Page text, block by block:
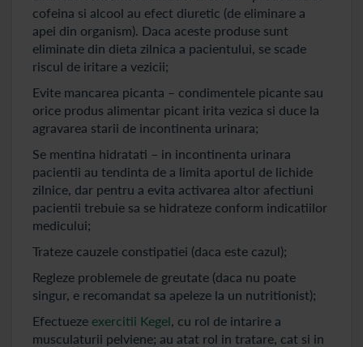
cofeina si alcool au efect diuretic (de eliminare a
apei din organism). Daca aceste produse sunt
eliminate din dieta zilnica a pacientului, se scade
riscul de iritare a vezicii;
Evite mancarea picanta – condimentele picante sau
orice produs alimentar picant irita vezica si duce la
agravarea starii de incontinenta urinara;
Se mentina hidratati – in incontinenta urinara
pacientii au tendinta de a limita aportul de lichide
zilnice, dar pentru a evita activarea altor afectiuni
pacientii trebuie sa se hidrateze conform indicatiilor
medicului;
Trateze cauzele constipatiei (daca este cazul);
Regleze problemele de greutate (daca nu poate
singur, e recomandat sa apeleze la un nutritionist);
Efectueze exercitii Kegel , cu rol de intarire a
musculaturii pelviene; au atat rol in tratare, cat si in